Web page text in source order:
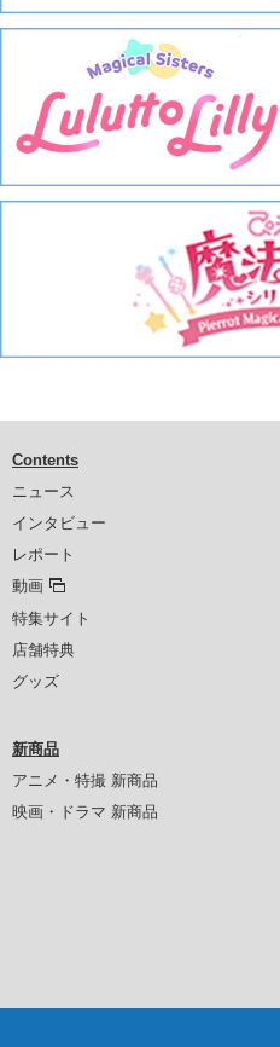
Contents
ニュース
インタビュー
レポート
動画
特集サイト
店舗特典
グッズ
新商品
アニメ・特撮 新商品
映画・ドラマ 新商品